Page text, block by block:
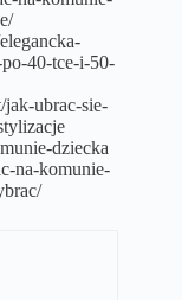
40-tce-i-50-
jak-ubrac-sie-
dziecka
na-komunie-